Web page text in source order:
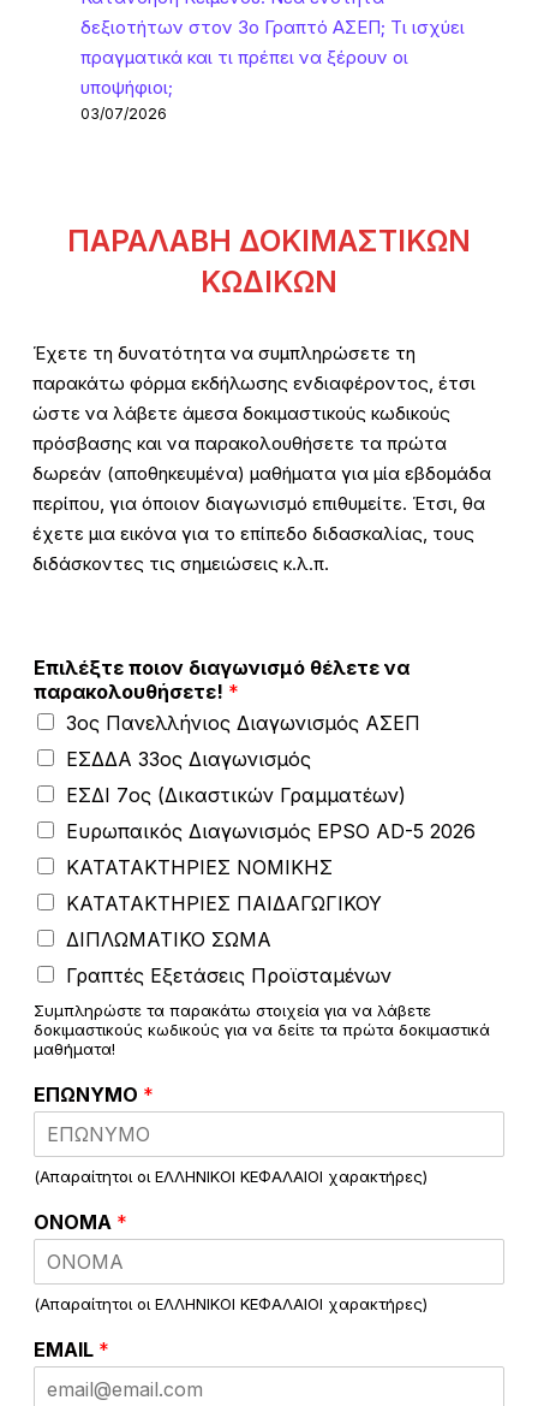
δεξιοτήτων στον 3ο Γραπτό ΑΣΕΠ; Τι ισχύει
πραγματικά και τι πρέπει να ξέρουν οι
υποψήφιοι;
03/07/2026
ΠΑΡΑΛΑΒΗ ΔΟΚΙΜΑΣΤΙΚΩΝ
ΚΩΔΙΚΩΝ
Έχετε τη δυνατότητα να συμπληρώσετε τη
παρακάτω φόρμα εκδήλωσης ενδιαφέροντος, έτσι
ώστε να λάβετε άμεσα δοκιμαστικούς κωδικούς
πρόσβασης και να παρακολουθήσετε τα πρώτα
δωρεάν (αποθηκευμένα) μαθήματα για μία εβδομάδα
περίπου, για όποιον διαγωνισμό επιθυμείτε. Έτσι, θα
έχετε μια εικόνα για το επίπεδο διδασκαλίας, τους
διδάσκοντες τις σημειώσεις κ.λ.π.
E
M
A
L
α
ρ
κ
ο
ο
υ
ή
σ
ε
τ
ε
Επιλέξτε ποιον διαγωνισμό θέλετε να
παρακολουθήσετε! *
3ος Πανελλήνιος Διαγωνισμός ΑΣΕΠ
ΕΣΔΔΑ 33ος Διαγωνισμός
ΕΣΔΙ 7ος (Δικαστικών Γραμματέων)
Ευρωπαικός Διαγωνισμός EPSO AD-5 2026
ΚΑΤΑΤΑΚΤΗΡΙΕΣ ΝΟΜΙΚΗΣ
ΚΑΤΑΤΑΚΤΗΡΙΕΣ ΠΑΙΔΑΓΩΓΙΚΟΥ
ΔΙΠΛΩΜΑΤΙΚΟ ΣΩΜΑ
Γραπτές Εξετάσεις Προϊσταμένων
Συμπληρώστε τα παρακάτω στοιχεία για να λάβετε
δοκιμαστικούς κωδικούς για να δείτε τα πρώτα δοκιμαστικά
μαθήματα!
ΕΠΩΝΥΜΟ *
(Απαραίτητοι οι ΕΛΛΗΝΙΚΟΙ ΚΕΦΑΛΑΙΟΙ χαρακτήρες)
ΟΝΟΜΑ *
(Απαραίτητοι οι ΕΛΛΗΝΙΚΟΙ ΚΕΦΑΛΑΙΟΙ χαρακτήρες)
EMAIL *